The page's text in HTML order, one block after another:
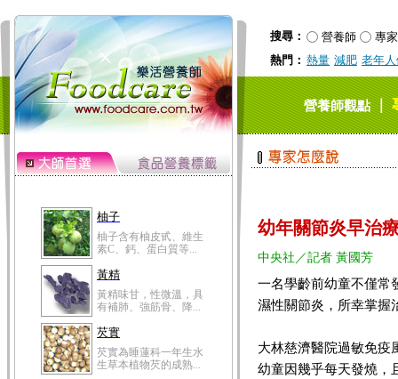
搜尋： 營養師
專家
熱門： 熱量 減肥 老年
營養師觀點｜
柚子
柚子含有柚皮甙、維生
素C、鈣、蛋白質等...
黃精
黃精味甘，性微溫，具
有補肺、強筋骨、降...
芡實
芡實為睡蓮科一年生水
生草本植物芡的成熟...
幼年關節炎早治
中央社／記者 黃國芳
一名學齡前幼童不僅常
濕性關節炎，所幸掌握
大林慈濟醫院過敏免疫
幼童因幾乎每天發燒，